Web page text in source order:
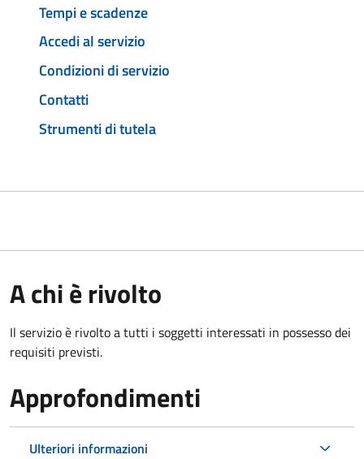
Tempi e scadenze
Accedi al servizio
Condizioni di servizio
Contatti
Strumenti di tutela
A chi è rivolto
Il servizio è rivolto a tutti i soggetti interessati in possesso dei
requisiti previsti.
Approfondimenti
Ulteriori informazioni